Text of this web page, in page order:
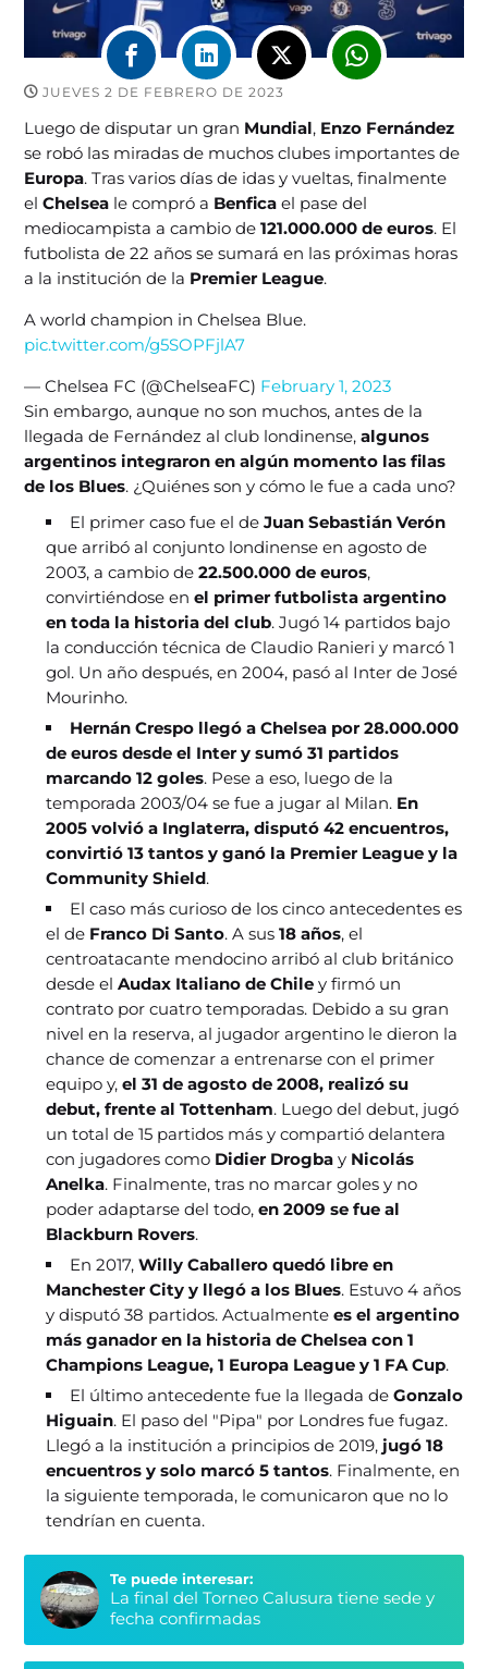
JUEVES 2 DE FEBRERO DE 2023
Luego de disputar un gran Mundial, Enzo Fernández
se robó las miradas de muchos clubes importantes de
Europa. Tras varios días de idas y vueltas, finalmente
elChelsea le compró a Benfica el pase del
mediocampista a cambio de121.000.000 de euros. El
futbolista de 22 años se sumará en las próximas horas
a la institución de la Premier League.
A world champion in Chelsea Blue.
pic.twitter.com/g5SOPFjlA7
— Chelsea FC (@ChelseaFC) February 1, 2023
Sin embargo, aunque no son muchos, antes de la
llegada de Fernández al club londinense,algunos
argentinos integraron en algún momento las filas
de los Blues. ¿Quiénes son y cómo le fue a cada uno?
El primer caso fue el deJuan Sebastián Verón
que arribó al conjunto londinense en agosto de
2003, a cambio de22.500.000 de euros,
convirtiéndose en el primer futbolista argentino
en toda la historia del club. Jugó 14 partidos bajo
la conducción técnica de Claudio Ranieri y marcó 1
gol. Un año después, en 2004, pasó al Inter de José
Mourinho.
Hernán Crespo llegó a Chelsea por 28.000.000
de euros desde el Inter y sumó 31 partidos
marcando 12 goles. Pese a eso, luego de la
temporada 2003/04 se fue a jugar al Milan. En
2005 volvió a Inglaterra, disputó 42 encuentros,
convirtió 13 tantos y ganó la Premier League y la
Community Shield.
El caso más curioso de los cinco antecedentes es
el de Franco Di Santo. A sus18 años, el
centroatacante mendocino arribó al club británico
desde elAudax Italiano de Chiley firmó un
contrato por cuatro temporadas. Debido a su gran
nivel en la reserva, al jugador argentino le dieron la
chance de comenzar a entrenarse con el primer
equipo y,el 31 de agosto de 2008, realizó su
debut, frente al Tottenham. Luego del debut, jugó
un total de 15 partidos más y compartió delantera
con jugadores como Didier Drogba y Nicolás
Anelka. Finalmente, tras no marcar goles y no
poder adaptarse del todo,en 2009 se fue al
Blackburn Rovers.
En 2017, Willy Caballero quedó libre en
Manchester City y llegó a los Blues. Estuvo 4 años
y disputó 38 partidos. Actualmentees el argentino
más ganador en la historia de Chelsea con 1
Champions League, 1 Europa League y 1 FA Cup.
El último antecedente fue la llegada de Gonzalo
Higuain. El paso del "Pipa" por Londres fue fugaz.
Llegó a la institución a principios de 2019, jugó 18
encuentros y solo marcó 5 tantos. Finalmente, en
la siguiente temporada, le comunicaron que no lo
tendrían en cuenta.
Te puede interesar:
La final del Torneo Calusura tiene sede y
fecha confirmadas